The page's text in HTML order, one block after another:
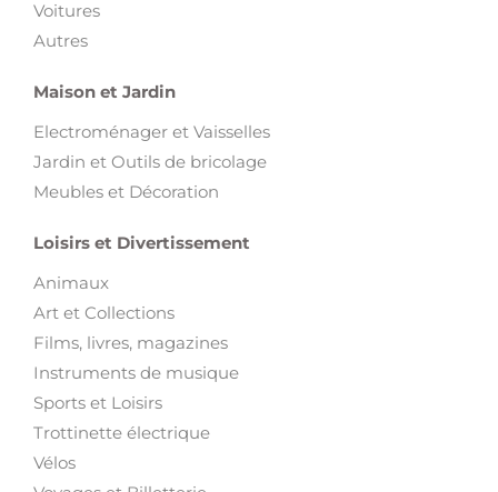
Voitures
Autres
Maison et Jardin
Electroménager et Vaisselles
Jardin et Outils de bricolage
Meubles et Décoration
Loisirs et Divertissement
Animaux
Art et Collections
Films, livres, magazines
Instruments de musique
Sports et Loisirs
Trottinette électrique
Vélos